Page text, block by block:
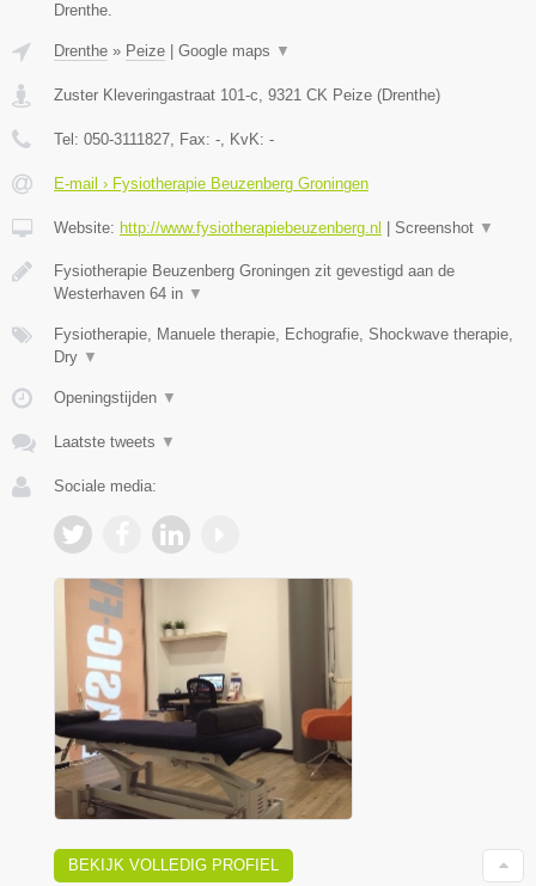
Drenthe.
Drenthe » Peize Google maps ▼
Zuster Kleveringastraat 101-c, 9321 CK Peize (Drenthe)
Tel: 050-3111827, Fax: -, KvK: -
E-mail › Fysiotherapie Beuzenberg Groningen
Website: http://www.fysiotherapiebeuzenberg.nl Screenshot ▼
Fysiotherapie Beuzenberg Groningen zit gevestigd aan de
Westerhaven 64 in ▼
Fysiotherapie, Manuele therapie, Echografie, Shockwave therapie,
Dry ▼
Openingstijden ▼
Laatste tweets ▼
Sociale media:
BEKIJK VOLLEDIG PROFIEL